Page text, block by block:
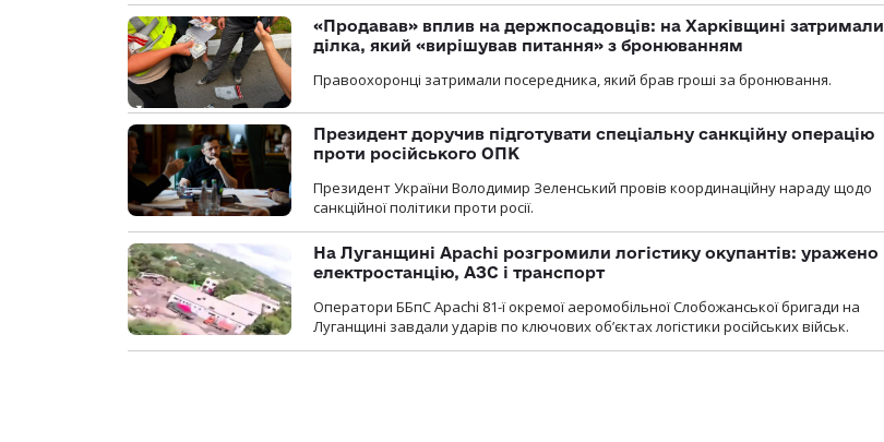
«Продавав» вплив на держпосадовців: на Харківщині затримали
ділка, який «вирішував питання» з бронюванням
Правоохоронці затримали посередника, який брав гроші за бронювання.
Президент доручив підготувати спеціальну санкційну операцію
проти російського ОПК
Президент України Володимир Зеленський провів координаційну нараду щодо
санкційної політики проти росії.
На Луганщині Apachi розгромили логістику окупантів: уражено
електростанцію, АЗС і транспорт
Оператори ББпС Apachi 81-ї окремої аеромобільної Слобожанської бригади на
Луганщині завдали ударів по ключових об’єктах логістики російських військ.